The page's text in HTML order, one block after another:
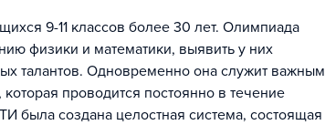
9-11 классов более 30 лет. Олимпиада
физики и математики, выявить у них
талантов. Одновременно она служит важным
проводится постоянно в течение
была создана целостная система, состоящая